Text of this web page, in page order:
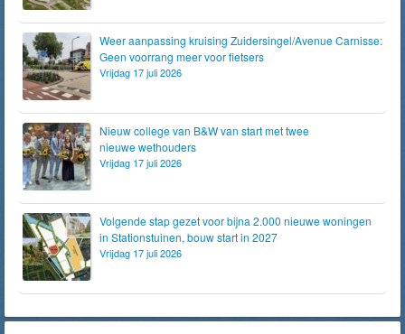
Weer aanpassing kruising Zuidersingel/Avenue Carnisse:
Geen voorrang meer voor fietsers
Vrijdag 17 juli 2026
Nieuw college van B&W van start met twee
nieuwe wethouders
Vrijdag 17 juli 2026
Volgende stap gezet voor bijna 2.000 nieuwe woningen
in Stationstuinen, bouw start in 2027
Vrijdag 17 juli 2026